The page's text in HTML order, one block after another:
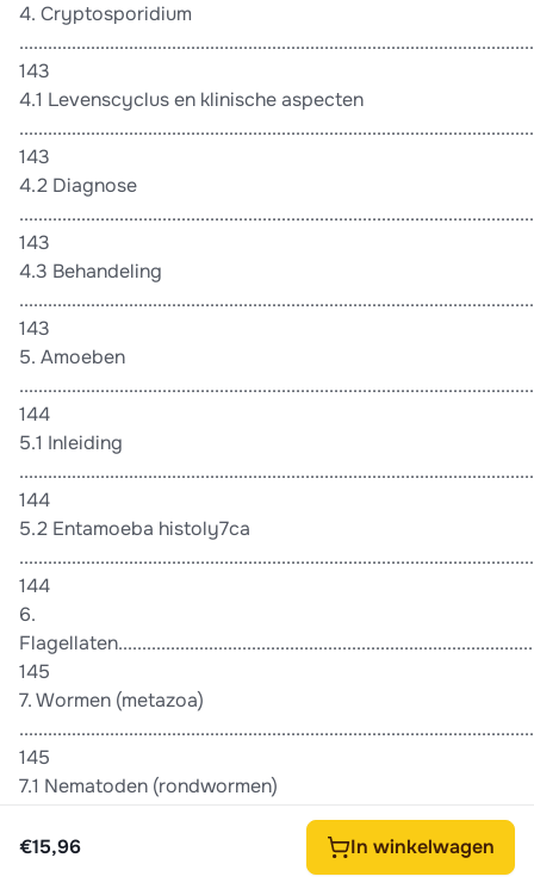
€15,96 In winkelwagen
4. Cryptosporidium
143
4.1 Levenscyclus en klinische aspecten
143
4.2 Diagnose
143
4.3 Behandeling
143
5. Amoeben
144
5.1 Inleiding
144
5.2 Entamoeba histoly7ca
144
6.
145
7. Wormen (metazoa)
145
7.1 Nematoden (rondwormen)
146